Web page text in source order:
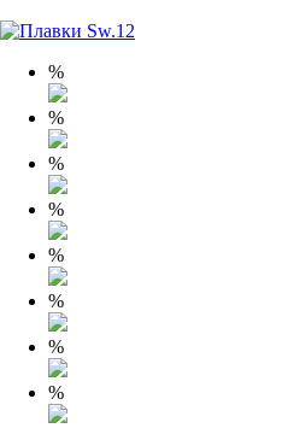
%
%
%
%
%
%
%
%